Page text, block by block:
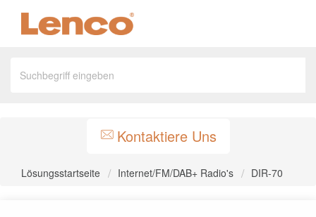
Kontaktiere Uns
Lösungsstartseite Internet/FM/DAB+ Radio's DIR-70